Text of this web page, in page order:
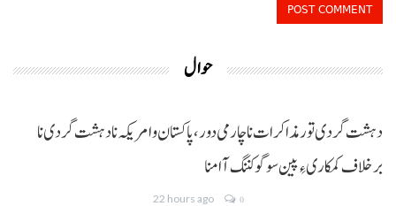
حوال
دہشت گردی تور مذاکرات نا چارمی دور،پاکستان و امریکہ نا دہشت گردی نا
برخلاف کمکاری ءِ پین سوگو کننگ آ امنا
22 hours ago 0